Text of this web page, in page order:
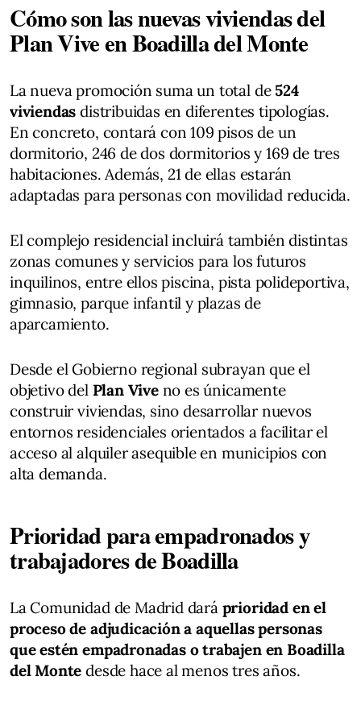
Cómo son las nuevas viviendas del
Plan Vive en Boadilla del Monte
La nueva promoción suma un total de524
viviendasdistribuidas en diferentes tipologías.
En concreto, contará con 109 pisos de un
dormitorio, 246 de dos dormitorios y 169 de tres
habitaciones. Además, 21 de ellas estarán
adaptadas para personas con movilidad reducida.
El complejo residencial incluirá también distintas
zonas comunes y servicios para los futuros
inquilinos, entre ellos piscina, pista polideportiva,
gimnasio, parque infantil y plazas de
aparcamiento.
Desde el Gobierno regional subrayan que el
objetivo del Plan Viveno es únicamente
construir viviendas, sino desarrollar nuevos
entornos residenciales orientados a facilitar el
acceso al alquiler asequible en municipios con
alta demanda.
Prioridad para empadronados y
trabajadores de Boadilla
La Comunidad de Madrid daráprioridad en el
proceso de adjudicación a aquellas personas
que estén empadronadas o trabajen en Boadilla
del Montedesde hace al menos tres años.